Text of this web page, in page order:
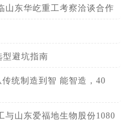
山东华屹重工考察洽谈合作
型避坑指南
统制造到智 能智造，40
山东爱福地生物股份1080